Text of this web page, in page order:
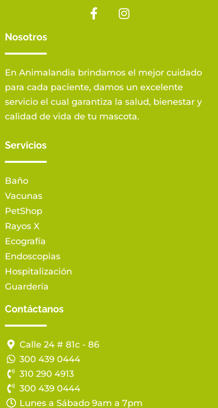
Nosotros
En Animalandia brindamos el mejor cuidado
para cada paciente, damos un excelente
servicio el cual garantiza la salud, bienestar y
calidad de vida de tu mascota.
Servicios
Baño
Vacunas
PetShop
Rayos X
Ecografía
Endoscopias
Hospitalización
Guardería
Contáctanos
Calle 24 # 81c - 86
300 439 0444
310 290 4913
300 439 0444
Lunes a Sábado 9am a 7pm